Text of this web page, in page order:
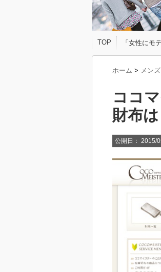
TOP 「女性にモ
ホーム > メン
ココ
財布
公開日： 2015/